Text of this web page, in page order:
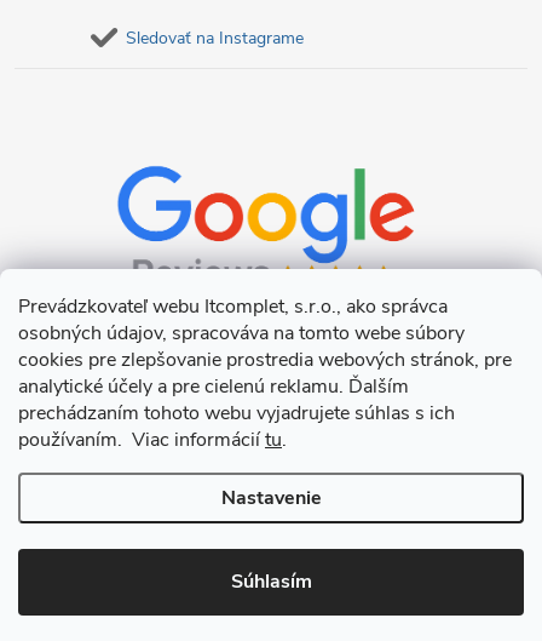
Prevádzkovateľ webu Itcomplet, s.r.o., ako správca
osobných údajov, spracováva na tomto webe súbory
cookies pre zlepšovanie prostredia webových stránok, pre
analytické účely a pre cielenú reklamu. Ďalším
prechádzaním tohoto webu vyjadrujete súhlas s ich
používaním. Viac informáciítu.
Nastavenie
Súhlasím
Sledovať na Instagrame
Copyright 2026Itcomplet s.r.o.. Všetky práva vyhradené.Upraviť
nastavenie cookies